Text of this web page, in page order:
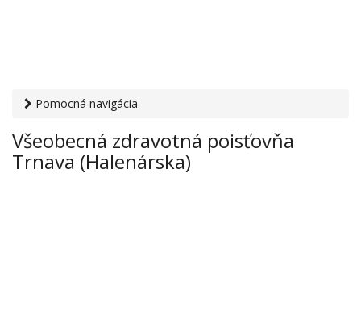
Pomocná navigácia
Všeobecná zdravotná poisťovňa Trnava (Halenárska)
Všeobecná zdravotná poisťovňa
Trnava (Halenárska)